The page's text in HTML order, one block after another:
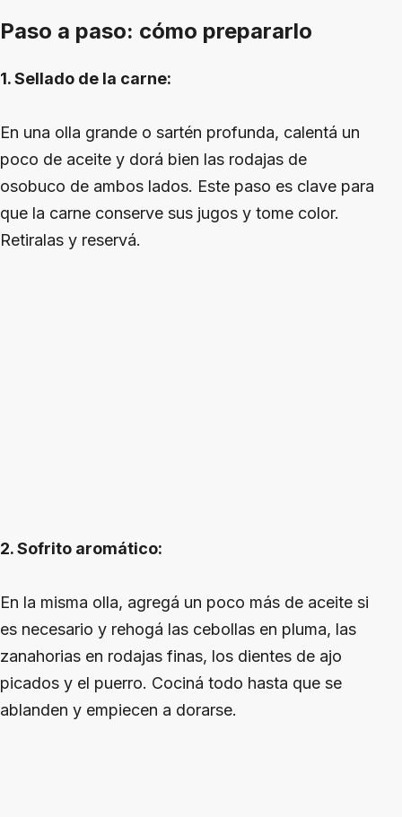
Paso a paso: cómo prepararlo
1. Sellado de la carne:
En una olla grande o sartén profunda, calentá un
poco de aceite y dorá bien las rodajas de
osobuco de ambos lados. Este paso es clave para
que la carne conserve sus jugos y tome color.
Retiralas y reservá.
2. Sofrito aromático:
En la misma olla, agregá un poco más de aceite si
es necesario y rehogá las cebollas en pluma, las
zanahorias en rodajas finas, los dientes de ajo
picados y el puerro. Cociná todo hasta que se
ablanden y empiecen a dorarse.